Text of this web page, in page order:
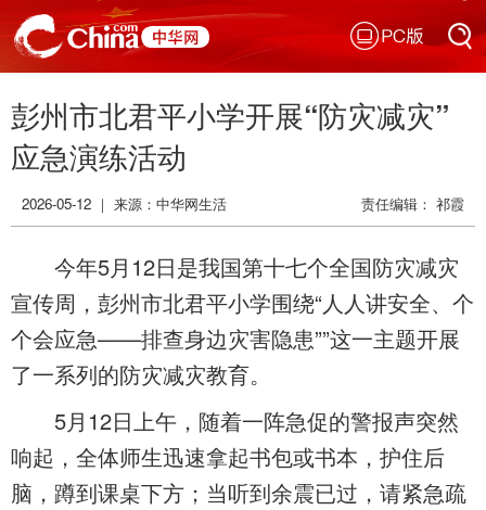
搜索
搜索
PC版
彭州市北君平小学开展“防灾减灾”
应急演练活动
2026-05-12 ｜ 来源： 中华网生活 责任编辑： 祁霞
今年5月12日是我国第十七个全国防灾减灾
宣传周，彭州市北君平小学围绕“人人讲安全、个
个会应急——排查身边灾害隐患””这一主题开展
了一系列的防灾减灾教育。
5月12日上午，随着一阵急促的警报声突然
响起，全体师生迅速拿起书包或书本，护住后
脑，蹲到课桌下方；当听到余震已过，请紧急疏